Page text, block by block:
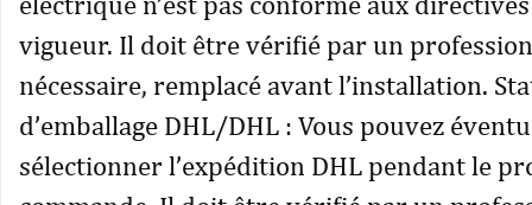
vigueur. Il doit être vérifié par un
nécessaire, remplacé avant l’installation.
d’emballage DHL/DHL : Vous pouvez
sélectionner l’expédition DHL pendant le